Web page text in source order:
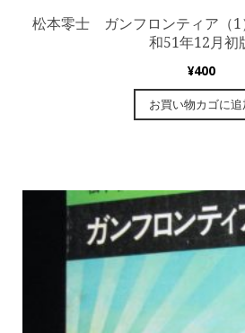
松本零士 ガンフロンティア（
和51年12月初
¥400
お買い物カゴに追